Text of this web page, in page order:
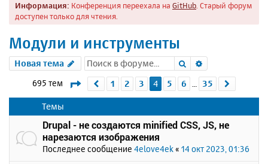
к
м
Информация: Конференция переехала на GitHub . Старый форум
доступен только для чтения.
Модули и инструменты
Новая тема Поиск
695 тем Страница 4из35
Пред.
1 2 3 4 5 6 35
Темы
Drupal - не создаются minified CSS, JS, не
нарезаются изображения
Последнее сообщение 4elove4ek « 14 окт 2023, 01:36